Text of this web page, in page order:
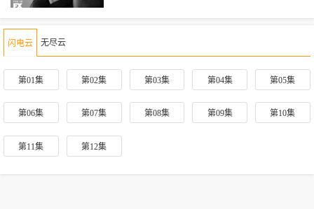
闪电云 无尽云
第01集 第02集 第03集 第04集 第05集
第06集 第07集 第08集 第09集 第10集
第11集 第12集